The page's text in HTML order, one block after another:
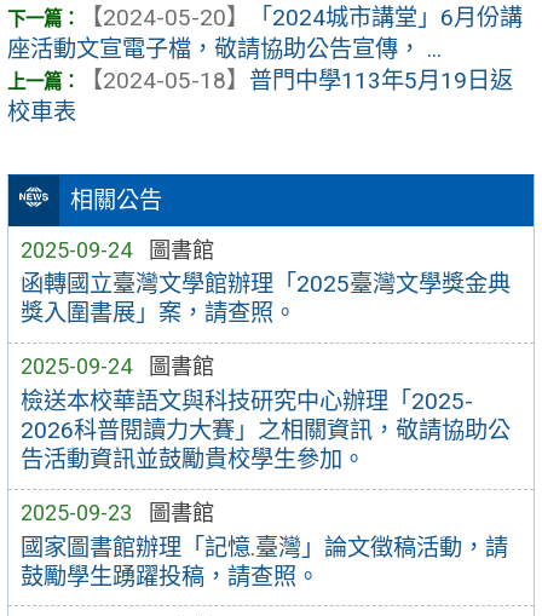
相關公告
2025-09-24 圖書館
函轉國立臺灣文學館辦理「2025臺灣文學獎金典
獎入圍書展」案，請查照。
2025-09-24 圖書館
檢送本校華語文與科技研究中心辦理「2025-
2026科普閱讀力大賽」之相關資訊，敬請協助公
告活動資訊並鼓勵貴校學生參加。
2025-09-23 圖書館
國家圖書館辦理「記憶.臺灣」論文徵稿活動，請
鼓勵學生踴躍投稿，請查照。
【2024-05-20】
「2024城市講堂」6月份講
座活動文宣電子檔，敬請協助公告宣傳， ...
【2024-05-18】 普門中學113年5月19日返
校車表